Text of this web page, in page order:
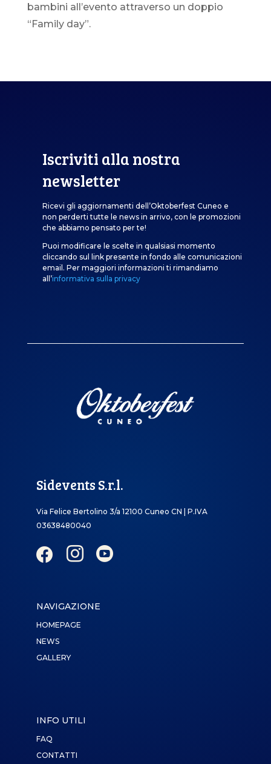
bambini all’evento attraverso un doppio
“Family day”.
Iscriviti alla nostra
newsletter
Ricevi gli aggiornamenti dell’Oktoberfest Cuneo e
non perderti tutte le news in arrivo, con le promozioni
che abbiamo pensato per te!
Puoi modificare le scelte in qualsiasi momento
cliccando sul link presente in fondo alle comunicazioni
email. Per maggiori informazioni ti rimandiamo
all’informativa sulla privacy
Sidevents S.r.l.
Via Felice Bertolino 3/a 12100 Cuneo CN | P.IVA
03638480040
  
NAVIGAZIONE
HOMEPAGE
NEWS
GALLERY
INFO UTILI
FAQ
CONTATTI